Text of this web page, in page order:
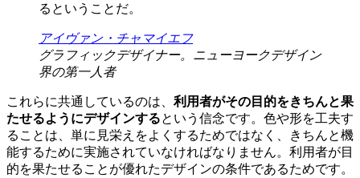
るということだ。
アイヴァン・チャマイエフ
グラフィックデザイナー。ニューヨークデザイン
界の第一人者
これらに共通しているのは、 利用者がその目的をきちんと果
たせるようにデザインするという信念です。色や形を工夫す
ることは、単に見栄えをよくするためではなく、きちんと機
能するために実施されていなければなりません。利用者が目
的を果たせることが優れたデザインの条件であるためです。